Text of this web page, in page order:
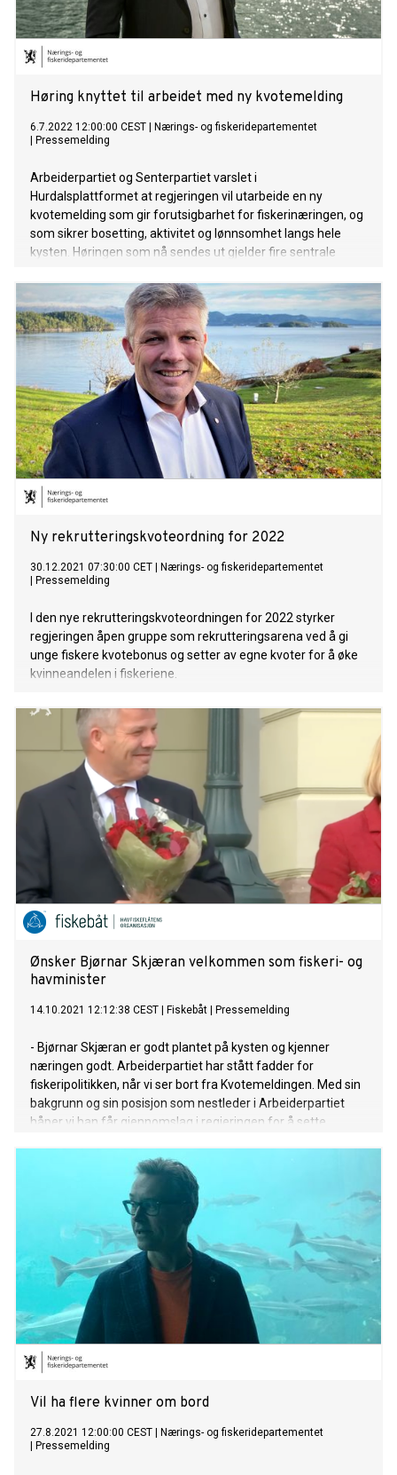
Høring knyttet til arbeidet med ny kvotemelding
6.7.2022 12:00:00 CEST
Nærings- og fiskeridepartementet
Pressemelding
Arbeiderpartiet og Senterpartiet varslet i
Hurdalsplattformet at regjeringen vil utarbeide en ny
kvotemelding som gir forutsigbarhet for fiskerinæringen, og
som sikrer bosetting, aktivitet og lønnsomhet langs hele
kysten. Høringen som nå sendes ut gjelder fire sentrale
Ny rekrutteringskvoteordning for 2022
30.12.2021 07:30:00 CET
Nærings- og fiskeridepartementet
Pressemelding
I den nye rekrutteringskvoteordningen for 2022 styrker
regjeringen åpen gruppe som rekrutteringsarena ved å gi
unge fiskere kvotebonus og setter av egne kvoter for å øke
kvinneandelen i fiskeriene.
Ønsker Bjørnar Skjæran velkommen som fiskeri- og
havminister
14.10.2021 12:12:38 CEST Fiskebåt Pressemelding
- Bjørnar Skjæran er godt plantet på kysten og kjenner
næringen godt. Arbeiderpartiet har stått fadder for
fiskeripolitikken, når vi ser bort fra Kvotemeldingen. Med sin
bakgrunn og sin posisjon som nestleder i Arbeiderpartiet
håper vi han får gjennomslag i regjeringen for å sette
fiskeriene og nye næringer, sier adm.dir. Audun Maråk i
Vil ha flere kvinner om bord
27.8.2021 12:00:00 CEST
Nærings- og fiskeridepartementet
Pressemelding